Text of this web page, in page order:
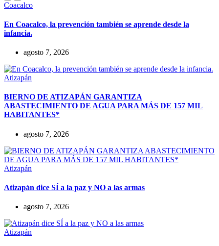
Coacalco
En Coacalco, la prevención también se aprende desde la
infancia.
agosto 7, 2026
Atizapán
BIERNO DE ATIZAPÁN GARANTIZA
ABASTECIMIENTO DE AGUA PARA MÁS DE 157 MIL
HABITANTES*
agosto 7, 2026
Atizapán
Atizapán dice SÍ a la paz y NO a las armas
agosto 7, 2026
Atizapán